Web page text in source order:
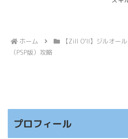
ホーム
【Zill O’ll】ジルオー
（PSP版）攻略
プロフィール